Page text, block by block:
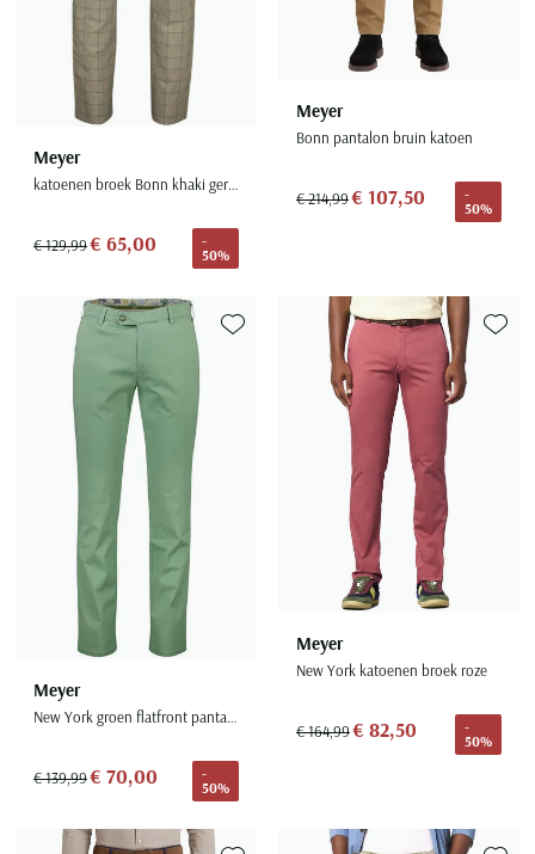
Meyer
katoenen broek Bonn khaki geruit
€ 129,99€ 65,00
-
50%
Meyer
Bonn pantalon bruin katoen
€ 214,99€ 107,50
-
50%
Meyer
New York groen flatfront pantalon katoen
€ 139,99€ 70,00
-
50%
Toevoegen aan favorieten
Meyer
New York katoenen broek roze
€ 164,99€ 82,50
-
50%